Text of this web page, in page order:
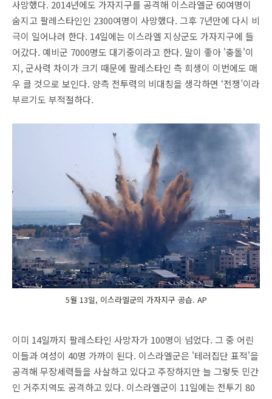
사망했다. 2014년에도 가자지구를 공격해 이스라엘군 60여명이
숨지고 팔레스타인인 2300여명이 사망했다. 그후 7년만에 다시 비
극이 일어나려 한다. 14일에는 이스라엘 지상군도 가자지구에 들
어갔다. 예비군 7000명도 대기중이라고 한다. 말이 좋아 '충돌'이
지, 군사력 차이가 크기 때문에 팔레스타인 측 희생이 이번에도 매
우 클 것으로 보인다. 양측 전투력의 비대칭을 생각하면 ‘전쟁’이라
부르기도 부적절하다.
5월 13일, 이스라엘군의 가자지구 공습. AP
이미 14일까지 팔레스타인 사망자가 100명이 넘었다. 그 중 어린
이들과 여성이 40명 가까이 된다. 이스라엘군은 '테러집단 표적'을
공격해 무장세력들을 사살하고 있다고 주장하지만 늘 그렇듯 민간
인 거주지역도 공격하고 있다. 이스라엘군이 11일에는 전투기 80